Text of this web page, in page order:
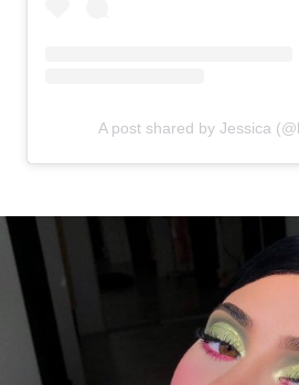
A post shared by Jessica